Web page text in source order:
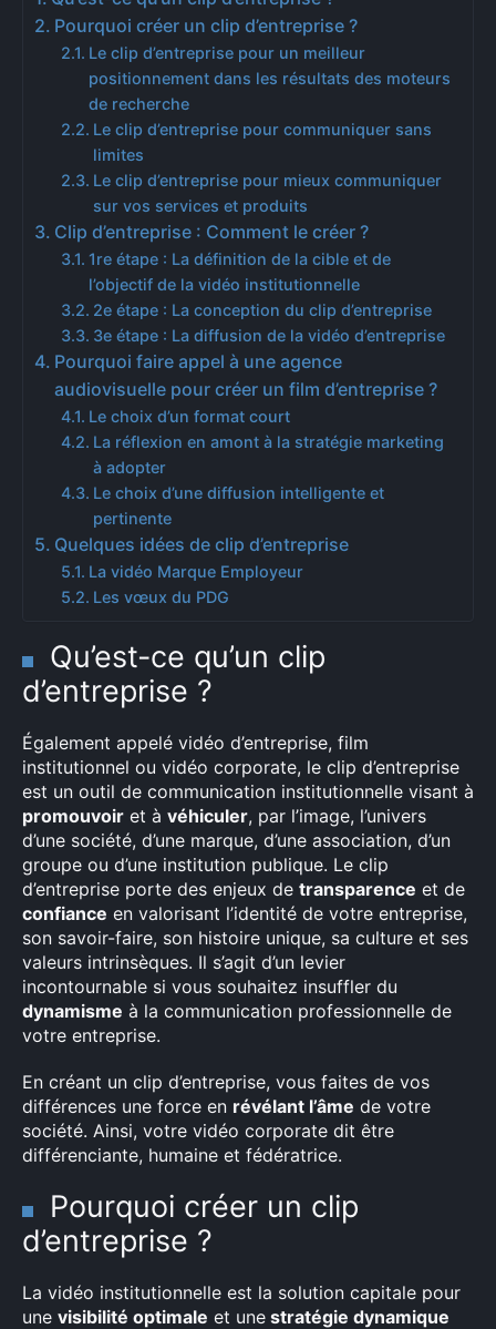
Pourquoi créer un clip d’entreprise ?
Le clip d’entreprise pour un meilleur
positionnement dans les résultats des moteurs
de recherche
Le clip d’entreprise pour communiquer sans
limites
Le clip d’entreprise pour mieux communiquer
sur vos services et produits
Clip d’entreprise : Comment le créer ?
1re étape : La définition de la cible et de
l’objectif de la vidéo institutionnelle
2e étape : La conception du clip d’entreprise
3e étape : La diffusion de la vidéo d’entreprise
Pourquoi faire appel à une agence
audiovisuelle pour créer un film d’entreprise ?
Le choix d’un format court
La réflexion en amont à la stratégie marketing
à adopter
Le choix d’une diffusion intelligente et
pertinente
Quelques idées de clip d’entreprise
La vidéo Marque Employeur
Les vœux du PDG
Qu’est-ce qu’un clip
d’entreprise ?
Également appelé vidéo d’entreprise, film
institutionnel ou vidéo corporate, le clip d’entreprise
est un outil de communication institutionnelle visant à
promouvoir et à véhiculer, par l’image, l’univers
d’une société, d’une marque, d’une association, d’un
groupe ou d’une institution publique. Le clip
d’entreprise porte des enjeux de transparence et de
confiance en valorisant l’identité de votre entreprise,
son savoir-faire, son histoire unique, sa culture et ses
valeurs intrinsèques. Il s’agit d’un levier
incontournable si vous souhaitez insuffler du
dynamisme à la communication professionnelle de
votre entreprise.
En créant un clip d’entreprise, vous faites de vos
différences une force en révélant l’âme de votre
société. Ainsi, votre vidéo corporate dit être
différenciante, humaine et fédératrice.
Pourquoi créer un clip
d’entreprise ?
La vidéo institutionnelle est la solution capitale pour
une visibilité optimale et une stratégie dynamique